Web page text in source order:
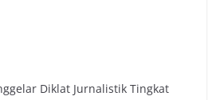
Diklat Jurnalistik Tingkat